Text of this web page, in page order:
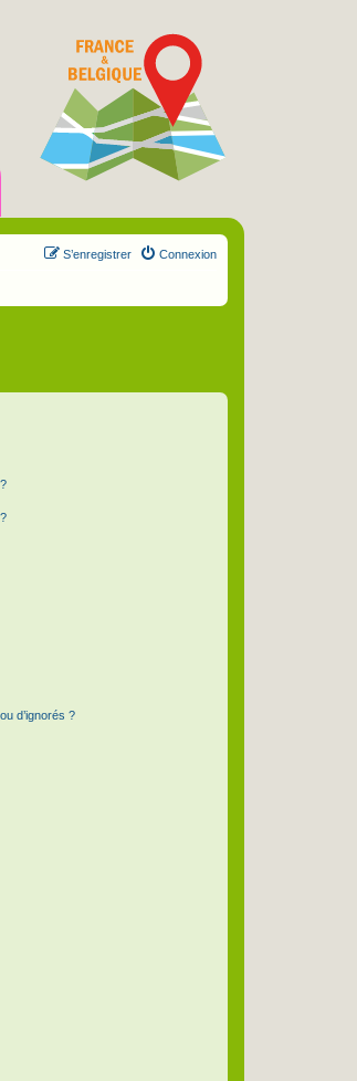
Connexion
S’enregistrer
d’ignorés ?